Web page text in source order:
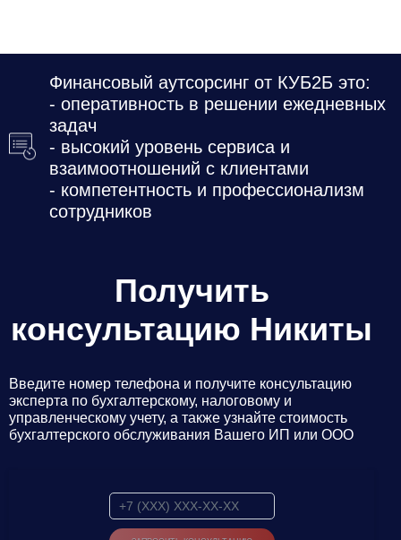
Финансовый аутсорсинг от КУБ2Б это:
- оперативность в решении ежедневных
задач
- высокий уровень сервиса и
взаимоотношений с клиентами
- компетентность и профессионализм
сотрудников
Получить
консультацию Никиты
Введите номер телефона и получите консультацию
эксперта по бухгалтерскому, налоговому и
управленческому учету, а также узнайте стоимость
бухгалтерского обслуживания Вашего ИП или ООО